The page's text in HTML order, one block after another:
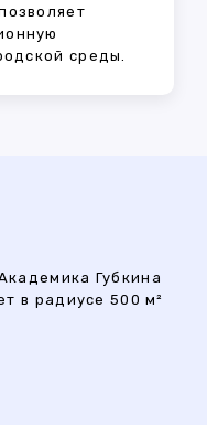
среды.
Губкина
в радиусе 500 м²